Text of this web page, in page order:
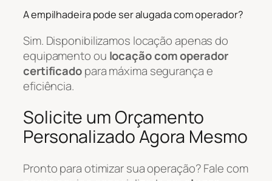
A empilhadeira pode ser alugada com operador?
Sim. Disponibilizamos locação apenas do
equipamento ou locação com operador
certificadopara máxima segurança e
eficiência.
Solicite um Orçamento
Personalizado Agora Mesmo
Pronto para otimizar sua operação? Fale com